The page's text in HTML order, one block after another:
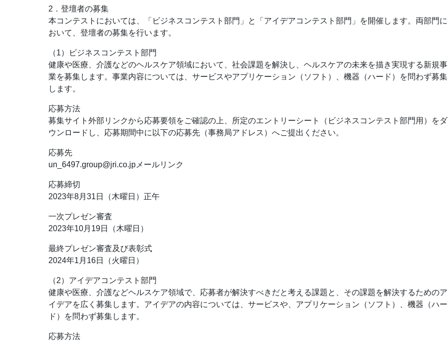
2．登壇者の募集
本コンテストにおいては、「ビジネスコンテスト部門」と「アイデアコンテスト部門」を開催します。両部門に
おいて、登壇者の募集を行います。
（1）ビジネスコンテスト部門
健康や医療、介護などのヘルスケア領域において、社会課題を解決し、ヘルスケアの未来を描き実現する新規事
業を募集します。事業内容については、サービスやアプリケーション（ソフト）、機器（ハード）を問わず募集
します。
応募方法
募集サイト外部リンクから応募要領をご確認の上、所定のエントリーシート（ビジネスコンテスト部門用）をダ
ウンロードし、応募期間中に以下の応募先（事務局アドレス）へご提出ください。
応募先
un_6497.group@jri.co.jp メールリンク
応募締切
2023年8月31日（木曜日）正午
一次プレゼン審査
2023年10月19日（木曜日）
最終プレゼン審査及び表彰式
2024年1月16日（火曜日）
（2）アイデアコンテスト部門
健康や医療、介護などヘルスケア領域で、応募者が解決すべきだと考える課題と、その課題を解決するためのア
イデアを広く募集します。アイデアの内容については、サービスや、アプリケーション（ソフト）、機器（ハー
ド）を問わず募集します。
応募方法